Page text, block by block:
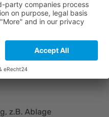
z.B. Ablage